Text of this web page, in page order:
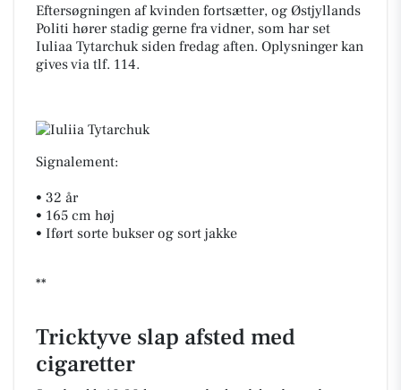
Eftersøgningen af kvinden fortsætter, og Østjyllands
Politi hører stadig gerne fra vidner, som har set
Iuliaa Tytarchuk siden fredag aften. Oplysninger kan
gives via tlf. 114.
Signalement:
• 32 år
• 165 cm høj
• Iført sorte bukser og sort jakke
**
Tricktyve slap afsted med
cigaretter